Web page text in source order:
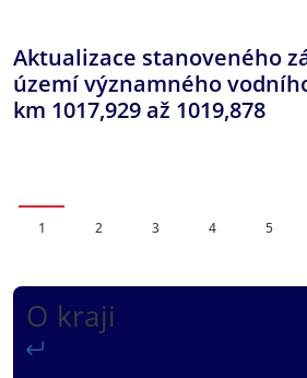
O kraji
Aktualizace stanoveného
území významného
km 1017,929 až 1019,878
Page
1 Page
2 Page
3 Page
4 Page
5